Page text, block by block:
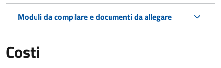
Moduli da compilare e documenti da allegare
Costi